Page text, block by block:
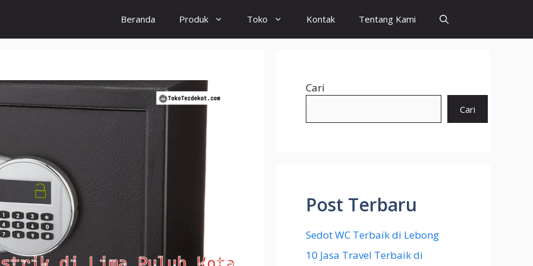
Beranda Produk Toko Kontak Tentang Kami
Cari
Cari
Post Terbaru
Sedot WC Terbaik di Lebong
10 Jasa Travel Terbaik di